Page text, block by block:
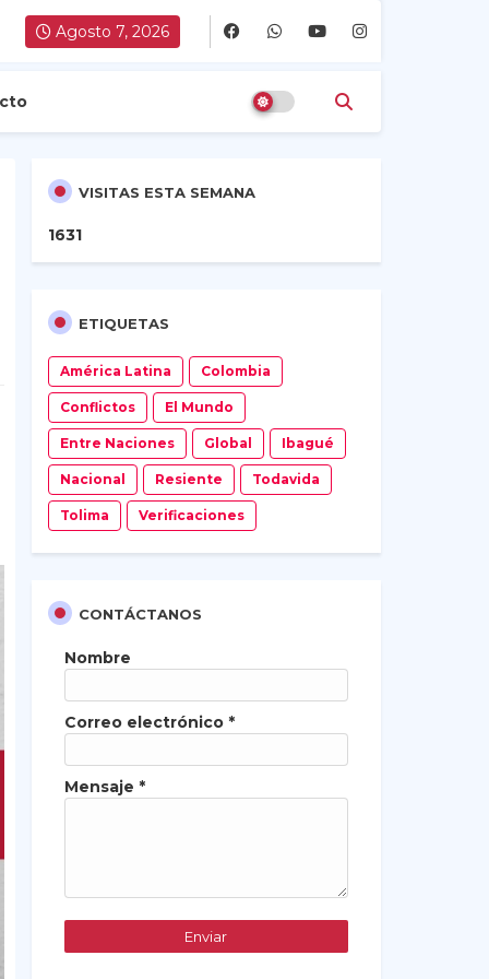
Agosto 7, 2026
VISITAS ESTA SEMANA
1631
ETIQUETAS
América Latina Colombia
Conflictos El Mundo
Entre Naciones Global Ibagué
Nacional Resiente Todavida
Tolima Verificaciones
CONTÁCTANOS
Nombre
Correo electrónico *
Mensaje *